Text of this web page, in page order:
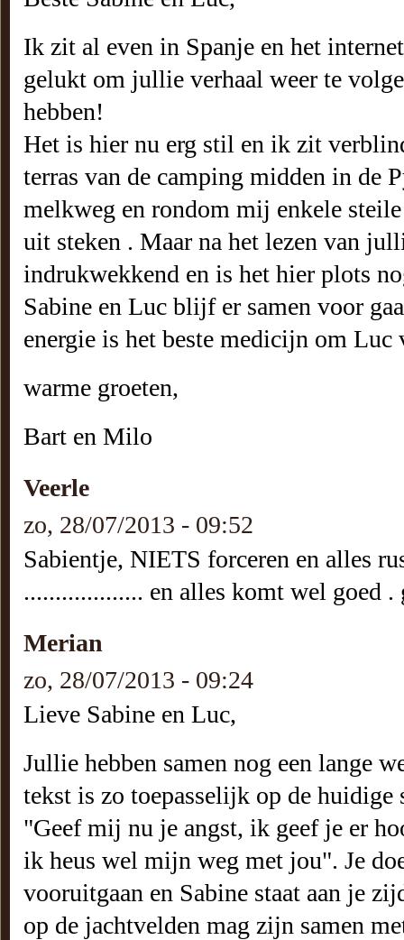
Ik zit al even in Spanje en het
gelukt om jullie verhaal weer te
hebben!
Het is hier nu erg stil en ik zit
terras van de camping midden in de
melkweg en rondom mij enkele
uit steken . Maar na het lezen van
indrukwekkend en is het hier plots
Sabine en Luc blijf er samen voor
energie is het beste medicijn om
warme groeten,
Bart en Milo
Veerle
zo, 28/07/2013 - 09:52
Sabientje, NIETS forceren en alles
................... en alles komt wel goed .
Merian
zo, 28/07/2013 - 09:24
Lieve Sabine en Luc,
Jullie hebben samen nog een lange
tekst is zo toepasselijk op de huidige
"Geef mij nu je angst, ik geef je er
ik heus wel mijn weg met jou". Je
vooruitgaan en Sabine staat aan je
op de jachtvelden mag zijn samen